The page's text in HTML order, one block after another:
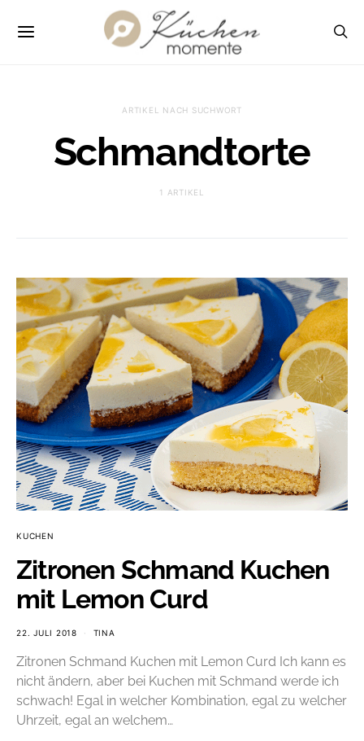
ARTIKEL NACH SUCHWORT
Schmandtorte
1 ARTIKEL
KUCHEN
Zitronen Schmand Kuchen
mit Lemon Curd
22. JULI 2018 TINA
Zitronen Schmand Kuchen mit Lemon Curd Ich kann es
nicht ändern, aber bei Kuchen mit Schmand werde ich
schwach! Egal in welcher Kombination, egal zu welcher
Uhrzeit, egal an welchem…